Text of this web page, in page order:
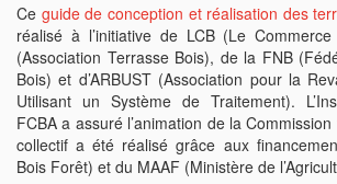
Ce guide de conception et réalisation des
réalisé à l’initiative de LCB (Le
(Association Terrasse Bois), de la FNB
Bois) et d’ARBUST (Association pour la
Utilisant un Système de Traitement).
FCBA a assuré l’animation de la
collectif a été réalisé grâce aux
Bois Forêt) et du MAAF (Ministère de